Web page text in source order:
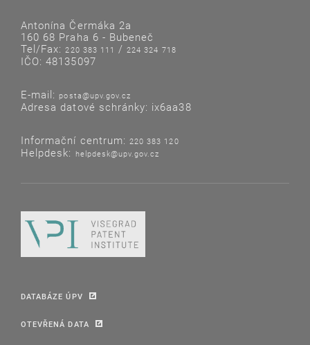
Antonína Čermáka 2a
160 68 Praha 6 - Bubeneč
Tel/Fax:220 383 111 /224 324 718
IČO: 48135097
E-mail: posta@upv.gov.cz
Adresa datové schránky: ix6aa38
Informační centrum: 220 383 120
Helpdesk: helpdesk@upv.gov.cz
DATABÁZE ÚPV
OTEVŘENÁ DATA